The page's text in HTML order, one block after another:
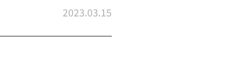
2023.03.15